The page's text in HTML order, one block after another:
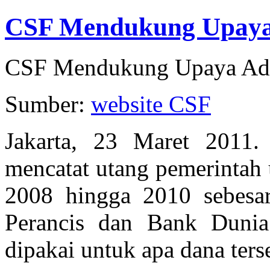
CSF Mendukung
CSF Mendukung Upaya
Sumber: website CSF
Jakarta, 23 Maret
mencatat utang
2008 hingga 2010
Perancis dan Bank
dipakai untuk apa dana